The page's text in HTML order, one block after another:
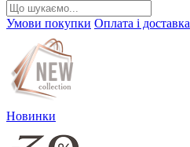
Умови покупки Оплата і доставка
Новинки